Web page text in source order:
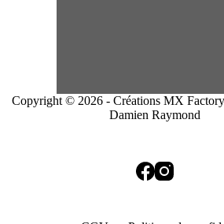
Copyright © 2026 - Créations MX
Damien Raymond